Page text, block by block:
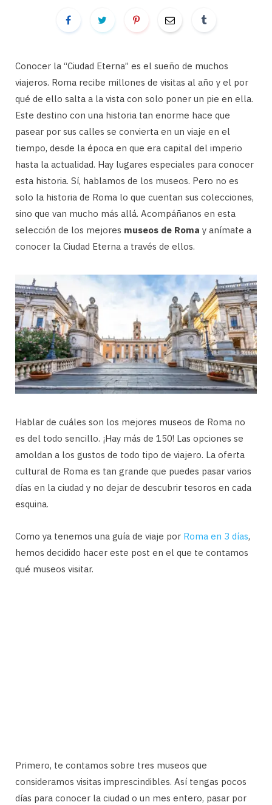
Conocer la “Ciudad Eterna” es el sueño de muchos
viajeros. Roma recibe millones de visitas al año y el por
qué de ello salta a la vista con solo poner un pie en ella.
Este destino con una historia tan enorme hace que
pasear por sus calles se convierta en un viaje en el
tiempo, desde la época en que era capital del imperio
hasta la actualidad. Hay lugares especiales para conocer
esta historia. Sí, hablamos de los museos. Pero no es
solo la historia de Roma lo que cuentan sus colecciones,
sino que van mucho más allá. Acompáñanos en esta
selección de los mejores museos de Roma y anímate a
conocer la Ciudad Eterna a través de ellos.
Hablar de cuáles son los mejores museos de Roma no
es del todo sencillo. ¡Hay más de 150! Las opciones se
amoldan a los gustos de todo tipo de viajero. La oferta
cultural de Roma es tan grande que puedes pasar varios
días en la ciudad y no dejar de descubrir tesoros en cada
esquina.
Como ya tenemos una guía de viaje por Roma en 3 días,
hemos decidido hacer este post en el que te contamos
qué museos visitar.
Primero, te contamos sobre tres museos que
consideramos visitas imprescindibles. Así tengas pocos
días para conocer la ciudad o un mes entero, pasar por